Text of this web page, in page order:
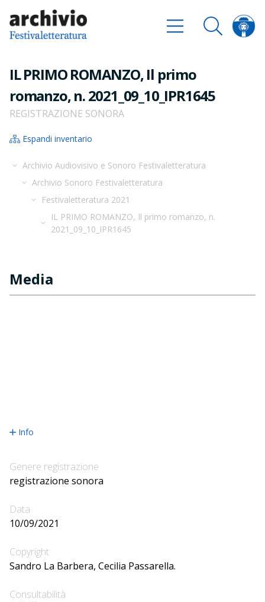
IL PRIMO ROMANZO, Il primo
romanzo, n. 2021_09_10_IPR1645
REGISTRAZIONE SONORA
Espandi inventario
Archivio Audiovisivo e Sonoro Festivaletteratura
Archivio Sonoro Festivaletteratura
Festivaletteratura 2021
IL PRIMO ROMANZO, Il primo romanzo, n.
2021_09_10_IPR1645
Media
Info
Genere registrazione
registrazione sonora
Data
10/09/2021
Copyright
Sandro La Barbera, Cecilia Passarella.
Consultabilità